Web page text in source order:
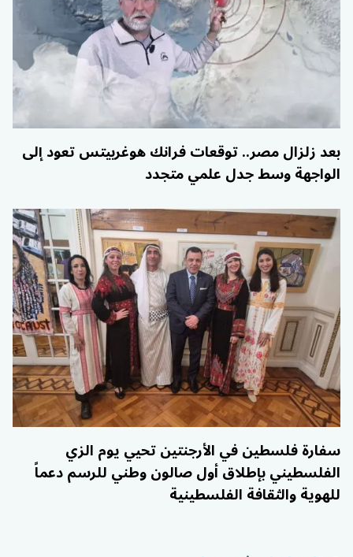
بعد زلزال مصر.. توقعات فرانك هوغربيتس تعود إلى
الواجهة وسط جدل علمي متجدد
سفارة فلسطين في الأرجنتين تحيي يوم الزي
الفلسطيني بإطلاق أول صالون وطني للرسم دعماً
للهوية والثقافة الفلسطينية